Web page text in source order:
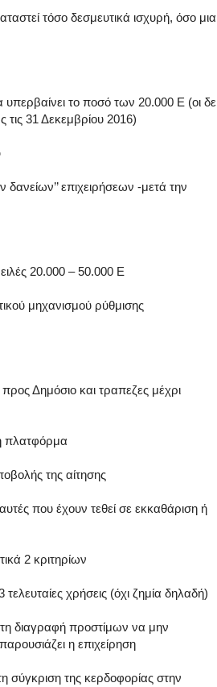
τόσο δεσμευτικά ισχυρή, όσο μια
το ποσό των 20.000 Ε (οι δε
τις 31 Δεκεμβρίου 2016)
επιχειρήσεων -μετά την
20.000 – 50.000 Ε
μηχανισμού ρύθμισης
προς Δημόσιο και τραπεζες μέχρι
πλατφόρμα
της αίτησης
που έχουν τεθεί σε εκκαθάριση ή
2 κριτηρίων
χρήσεις (όχι ζημία δηλαδή)
διαγραφή προστίμων να μην
η επιχείρηση
της κερδοφορίας στην